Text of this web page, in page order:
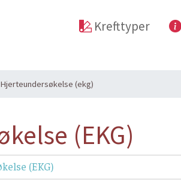
Krefttyper
Hjerteundersøkelse (ekg)
(EKG)
(EKG)